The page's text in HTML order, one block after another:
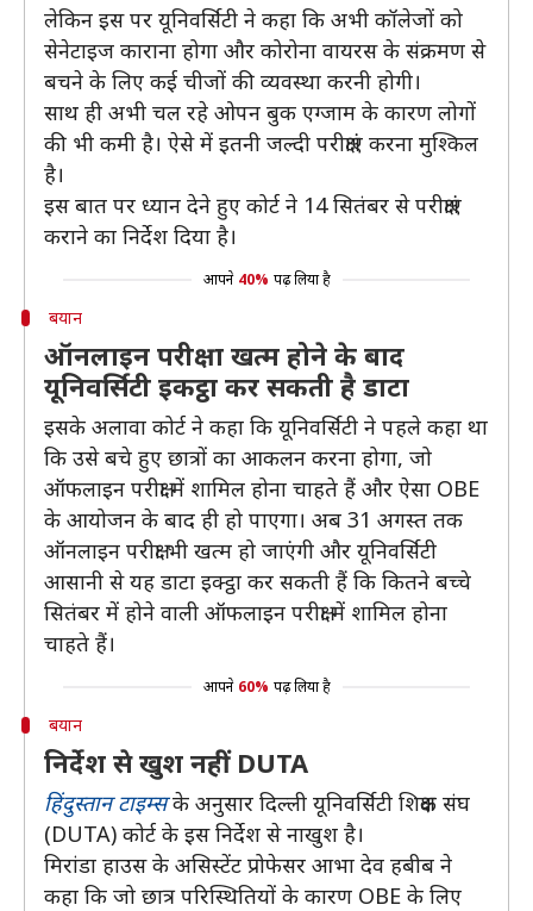
लेकिन इस पर यूनिवर्सिटी ने कहा कि अभी कॉलेजों को
सेनेटाइज काराना होगा और कोरोना वायरस के संक्रमण से
बचने के लिए कई चीजों की व्यवस्था करनी होगी।
साथ ही अभी चल रहे ओपन बुक एग्जाम के कारण लोगों
की भी कमी है। ऐसे में इतनी जल्दी परीक्षाएं करना मुश्किल
है।
इस बात पर ध्यान देने हुए कोर्ट ने 14 सितंबर से परीक्षाएं
कराने का निर्देश दिया है।
आपने 40% पढ़ लिया है
बयान
ऑनलाइन परीक्षा खत्म होने के बाद
यूनिवर्सिटी इकट्ठा कर सकती है डाटा
इसके अलावा कोर्ट ने कहा कि यूनिवर्सिटी ने पहले कहा था
कि उसे बचे हुए छात्रों का आकलन करना होगा, जो
ऑफलाइन परीक्षा में शामिल होना चाहते हैं और ऐसा OBE
के आयोजन के बाद ही हो पाएगा। अब 31 अगस्त तक
ऑनलाइन परीक्षा भी खत्म हो जाएंगी और यूनिवर्सिटी
आसानी से यह डाटा इक्ट्ठा कर सकती हैं कि कितने बच्चे
सितंबर में होने वाली ऑफलाइन परीक्षा में शामिल होना
चाहते हैं।
आपने 60% पढ़ लिया है
बयान
निर्देश से खुश नहीं DUTA
हिंदुस्तान टाइम्सके अनुसार दिल्ली यूनिवर्सिटी शिक्षक संघ
(DUTA) कोर्ट के इस निर्देश से नाखुश है।
मिरांडा हाउस के असिस्टेंट प्रोफेसर आभा देव हबीब ने
कहा कि जो छात्र परिस्थितियों के कारण OBE के लिए